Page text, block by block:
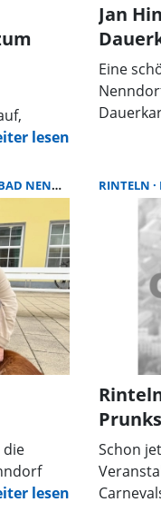
und
Jan
Eine
gGmbH
Käufer
zu
die
Uhr.
RINTELN
Schon